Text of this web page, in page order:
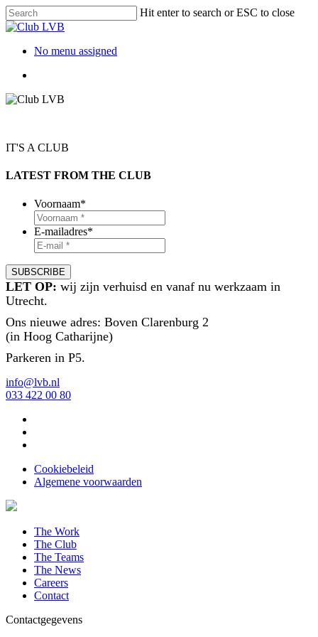
Hit enter to search or ESC to close
No menu assigned
IT'S A CLUB
LATEST FROM THE CLUB
Voornaam*
E-mailadres*
LET OP: wij zijn verhuisd en vanaf nu werkzaam in
Utrecht.
Ons nieuwe adres: Boven Clarenburg 2
(in Hoog Catharijne)
Parkeren in P5.
info@lvb.nl
033 422 00 80
Cookiebeleid
Algemene voorwaarden
The Work
The Club
The Teams
The News
Careers
Contact
Contactgegevens